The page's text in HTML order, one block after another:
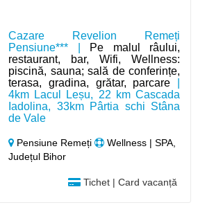
Cazare Revelion Remeți
Pensiune*** |
Pe malul râului,
restaurant, bar, Wifi, Wellness:
piscină, sauna; sală de conferințe,
terasa, gradina, grătar, parcare
4km Lacul Leșu, 22 km Cascada
Iadolina, 33km Pârtia schi Stâna
de Vale
Pensiune Remeți
Wellness | SPA,
Județul Bihor
Tichet | Card vacanță